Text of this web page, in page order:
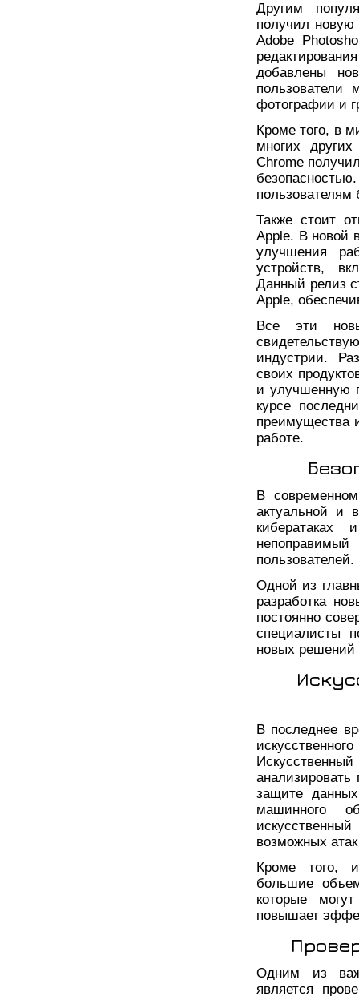
Другим
получил новую
Adobe
добавлены
пользователи
фотографии и
Кроме того, в
многих
Chrome
пользователям
Также стоит
Apple. В новой
улучшения
устройств,
Данный релиз
Apple,
Все эти
индустрии.
своих
и улучшенную
курсе
преимущества
работе.
В
актуальной и
кибератаках
пользователей.
Одной из
разработка
постоянно
специалисты
новых решений
В последнее
защите
машинного
возможных
Кроме того,
большие
которые
повышает
Одним из
является